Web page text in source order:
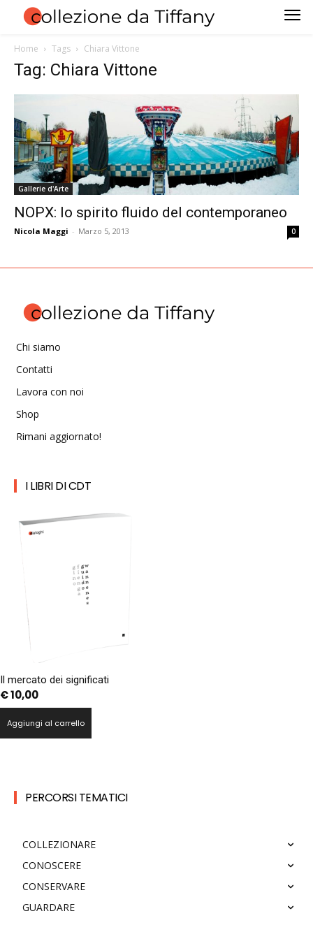
Home Tags Chiara Vittone
Tag: Chiara Vittone
Gallerie d'Arte
NOPX: lo spirito fluido del contemporaneo
Nicola Maggi - Marzo 5, 2013 0
Chi siamo
Contatti
Lavora con noi
Shop
Rimani aggiornato!
I LIBRI DI CDT
Il mercato dei significati
€10,00
Aggiungi al carrello
PERCORSI TEMATICI
COLLEZIONARE
CONOSCERE
CONSERVARE
GUARDARE